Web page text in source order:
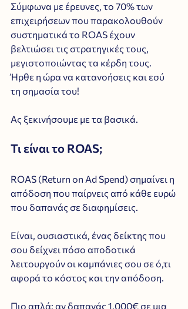
Σύμφωνα με έρευνες, το 70% των
επιχειρήσεων που παρακολουθούν
συστηματικά το ROAS έχουν
βελτιώσει τις στρατηγικές τους,
μεγιστοποιώντας τα κέρδη τους.
Ήρθε η ώρα να κατανοήσεις και εσύ
τη σημασία του!
Ας ξεκινήσουμε με τα βασικά.
Τι είναι το ROAS;
ROAS (Return on Ad Spend) σημαίνει η
απόδοση που παίρνεις από κάθε ευρώ
που δαπανάς σε διαφημίσεις.
Είναι, ουσιαστικά, ένας δείκτης που
σου δείχνει πόσο αποδοτικά
λειτουργούν οι καμπάνιες σου σε ό,τι
αφορά το κόστος και την απόδοση.
Πιο απλά: αν δαπανάς 1.000€ σε μια